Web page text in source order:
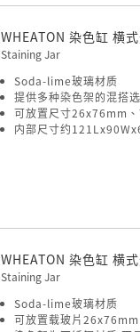
WHEATON 染色缸 横
Staining Jar
Soda-lime玻璃材质
提供多种染色架的混搭
可放置尺寸26x76mm
内部尺寸约
WHEATON 染色缸 横
Staining Jar
Soda-lime玻璃材质
可放置载玻片